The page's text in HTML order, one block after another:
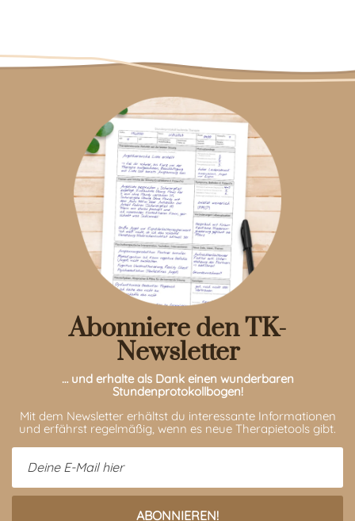
Abonniere den TK-
Newsletter
… und erhalte als Dank einen wunderbaren
Stundenprotokollbogen!
Mit dem Newsletter erhältst du interessante Informationen
und erfährst regelmäßig, wenn es neue Therapietools gibt.